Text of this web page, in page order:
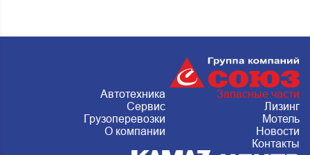
Автотехника
Запасные части
Сервис
Лизинг
Грузоперевозки
Мотель
О компании
Новости
Контакты